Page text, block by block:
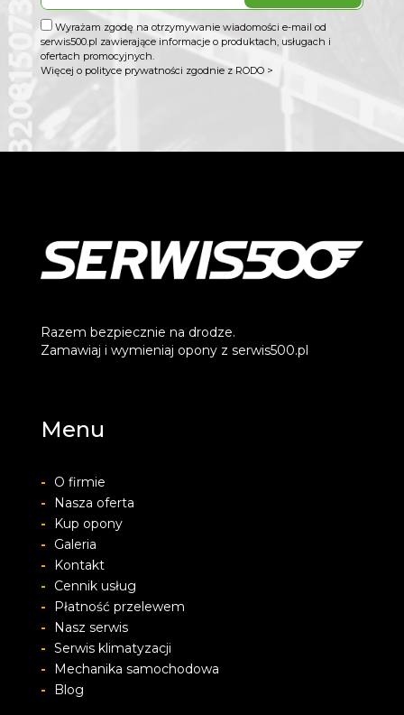
Wyrażam zgodę na otrzymywanie wiadomości e-mail od
serwis500.pl zawierające informacje o produktach, usługach i
ofertach promocyjnych.
Więcej o polityce prywatności zgodnie z RODO >
Razem bezpiecznie na drodze.
Zamawiaj i wymieniaj opony z serwis500.pl
Menu
-
O firmie
-
Nasza oferta
-
Kup opony
-
Galeria
-
Kontakt
-
Cennik usług
-
Płatność przelewem
-
Nasz serwis
- Serwis klimatyzacji
-
Mechanika samochodowa
-
Blog